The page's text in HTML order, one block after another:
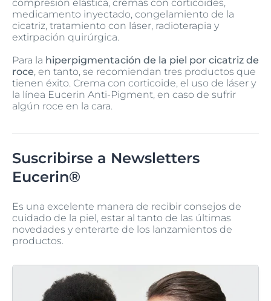
compresión elástica, cremas con corticoides,
medicamento inyectado, congelamiento de la
cicatriz, tratamiento con láser, radioterapia y
extirpación quirúrgica.
Para la hiperpigmentación de la piel por cicatriz de
roce, en tanto, se recomiendan tres productos que
tienen éxito. Crema con corticoide, el uso de láser y
la línea Eucerin Anti-Pigment, en caso de sufrir
algún roce en la cara.
Suscribirse a Newsletters
Eucerin®
Es una excelente manera de recibir consejos de
cuidado de la piel, estar al tanto de las últimas
novedades y enterarte de los lanzamientos de
productos.